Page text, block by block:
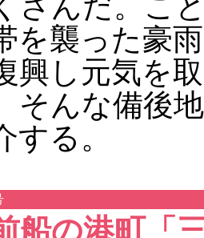
を襲った豪
興し元気を
そんな備後
する。
船の港町「